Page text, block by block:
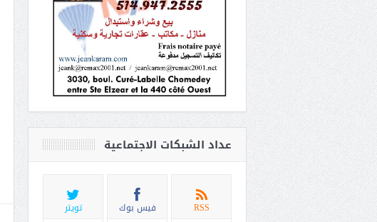
عداد الشبكات الاجتماعية
RSS فيس بوك تويتر